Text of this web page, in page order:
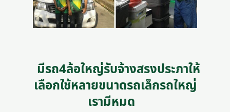
มีรถ4ล้อใหญ่รับจ้างสรงประภาให้
เลือกใช้หลายขนาดรถเล็กรถใหญ่
เรามีหมด